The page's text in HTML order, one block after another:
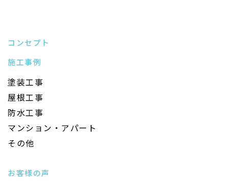
コンセプト
施工事例
塗装工事
屋根工事
防水工事
マンション・アパート
その他
お客様の声